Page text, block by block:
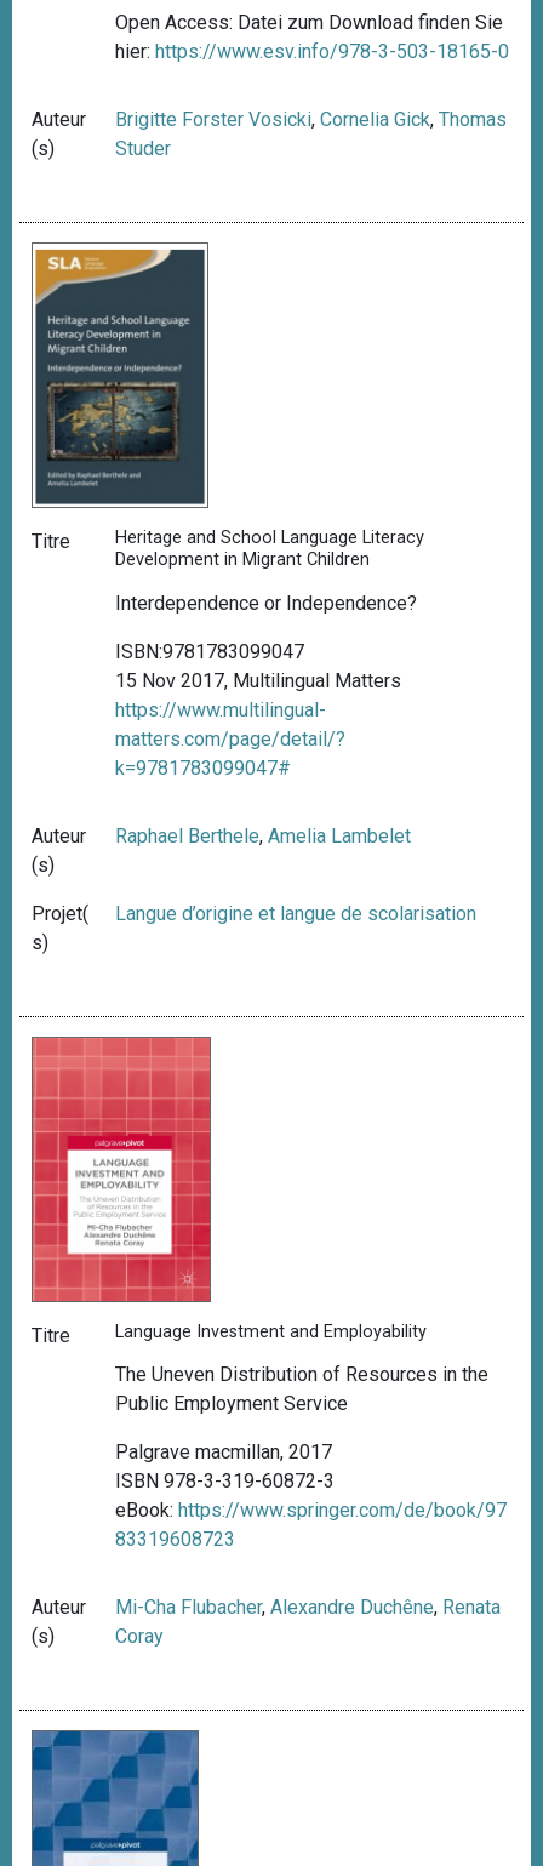
Open Access: Datei zum Download finden Sie
hier: https://www.esv.info/978-3-503-18165-0
Auteur
(s)
Brigitte Forster Vosicki,Cornelia Gick,Thomas
Studer
Titre
Heritage and School Language Literacy
Development in Migrant Children
Interdependence or Independence?
ISBN:9781783099047
15 Nov 2017, Multilingual Matters
https://www.multilingual-
matters.com/page/detail/?
k=9781783099047#
Auteur
(s)
Raphael Berthele,Amelia Lambelet
Projet(
s)
Langue d’origine et langue de scolarisation
Titre Language Investment and Employability
The Uneven Distribution of Resources in the
Public Employment Service
Palgrave macmillan, 2017
ISBN 978-3-319-60872-3
eBook:https://www.springer.com/de/book/97
83319608723
Auteur
(s)
Mi-Cha Flubacher,Alexandre Duchêne, Renata
Coray